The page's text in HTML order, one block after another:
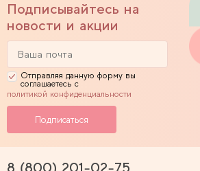
Подписывайтесь на
новости и акции
Отправляя данную форму вы
соглашаетесь с
политикой конфиденциальности
8 (800) 201-02-75